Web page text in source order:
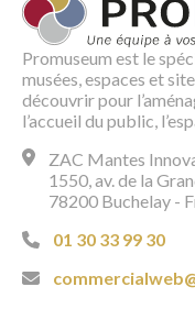
Promuseum est le
musées, espaces et
découvrir pour
l’accueil du public,
ZAC Mantes
1550, av. de la
78200 Buchelay -
01 30 33 99 30